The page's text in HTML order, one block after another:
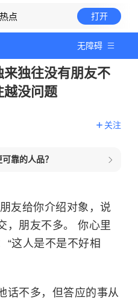
点 打开
无障碍
独往没有朋友不
越没问题
关注
靠的人品？
友给你介绍对象，说
，朋友不多。 你心里
“这人是不是不好相
话不多，但答应的事从